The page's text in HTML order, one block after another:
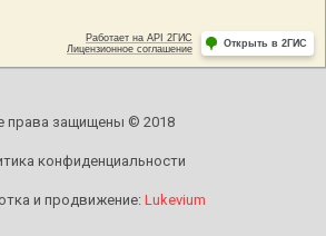
права защищены © 2018
конфиденциальности
и продвижение: Lukevium